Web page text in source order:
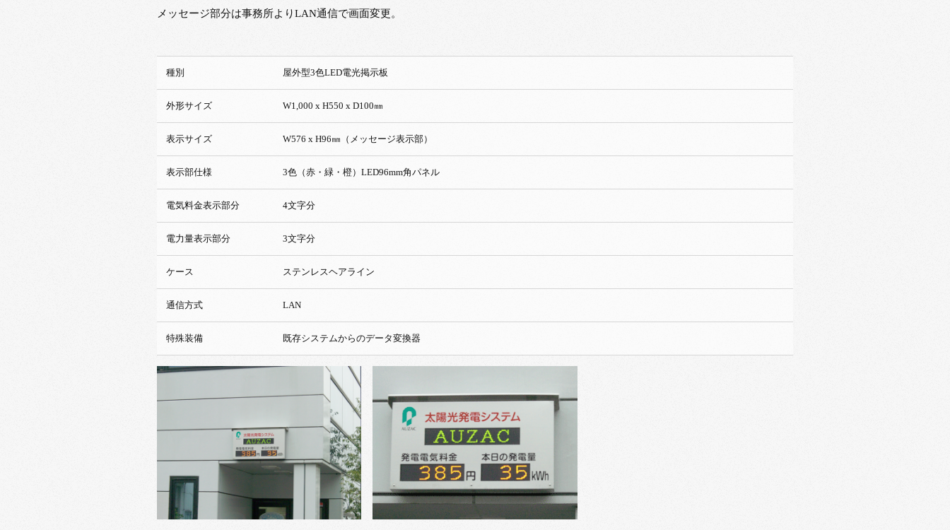
メッセージ部分は事務所よりLAN通信で画面変更。
種別 屋外型3色LED電光掲示板
外形サイズ W1,000 x H550 x D100㎜
表示サイズ W576 x H96㎜（メッセージ表示部）
表示部仕様 3色（赤・緑・橙）LED96mm角パネル
電気料金表示部分 4文字分
電力量表示部分 3文字分
ケース ステンレスヘアライン
通信方式 LAN
特殊装備 既存システムからのデータ変換器